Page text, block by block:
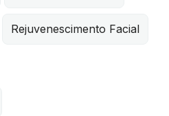
Rejuvenescimento Facial